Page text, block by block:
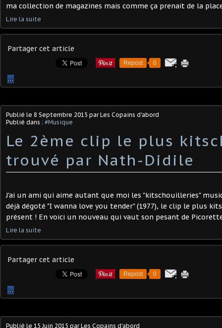
ma collection de magazines mais comme ça prenait de la
Lire la suite
Partager cet article
Repost 0
…
Publié le 8 Septembre 2015 par Les Copains d'abord
Publié dans : #Musique
Le 2ème clip le plus
trouvé par Nath-Didile
J'ai un ami qui aime autant que moi les "kitschouilleries"
déjà dégoté "I wanna love you tender" (1977), le clip le plus
présent ! En voici un nouveau qui vaut son pesant de
Lire la suite
Partager cet article
Repost 0
…
Publié le 15 Juin 2015 par Les Copains d'abord